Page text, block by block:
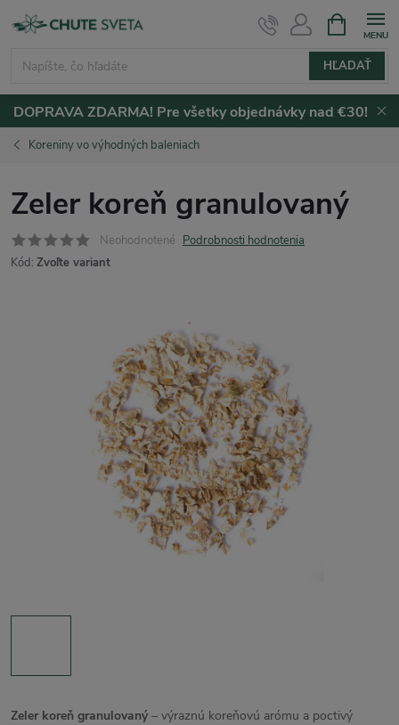
Prejsť
HĽADAŤ
KOŠÍK
DOPRAVA ZDARMA! Pre všetky objednávky nad €30!
Koreniny vo výhodných baleniach
Zeler koreň granulovaný
Neohodnotené Podrobnosti hodnotenia
Kód: Zvoľte variant
Zeler koreň granulovaný – výraznú koreňovú arómu a poctivý